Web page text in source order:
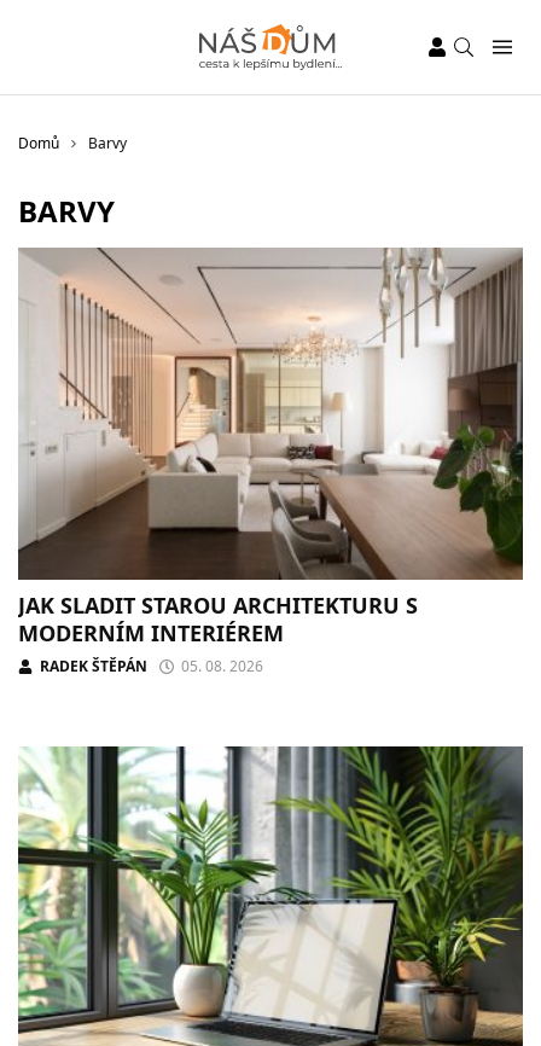
Domů Barvy
BARVY
JAK SLADIT STAROU ARCHITEKTURU S
MODERNÍM INTERIÉREM
RADEK ŠTĚPÁN 05. 08. 2026